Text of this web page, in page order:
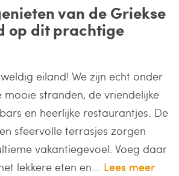
van de Griekse
op dit prachtige
eiland! We zijn echt onder
mooie stranden, de vriendelijke
en heerlijke restaurantjes. De
sfeervolle terrasjes zorgen
vakantiegevoel. Voeg daar
lekkere eten en... Lees meer